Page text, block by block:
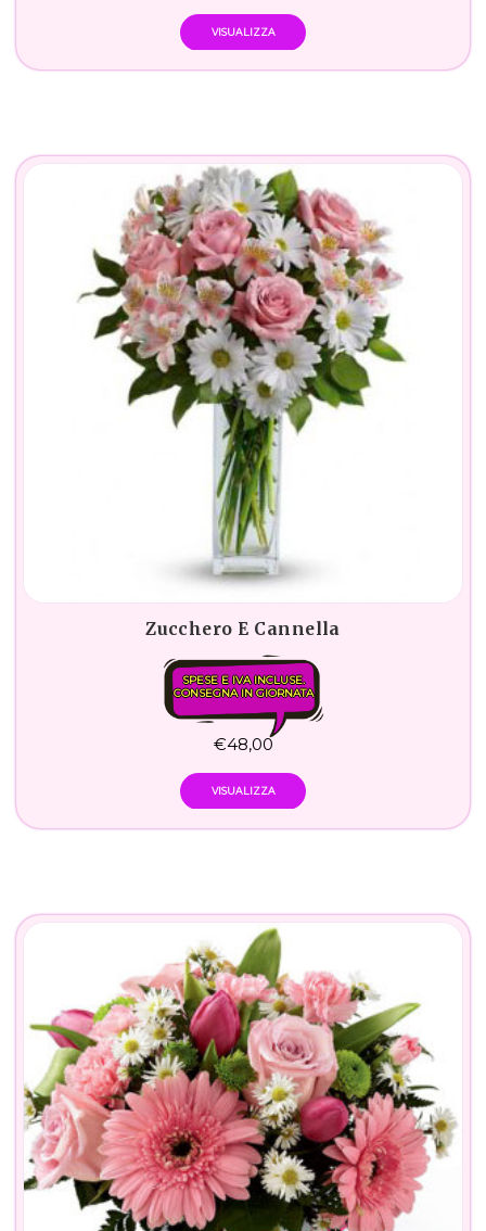
VISUALIZZA
Zucchero E Cannella
SPESE E IVA INCLUSE.
CONSEGNA IN GIORNATA
€48,00
VISUALIZZA